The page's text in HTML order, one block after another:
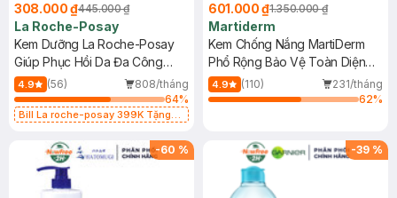
308.000 ₫445.000 ₫
La Roche-Posay
Kem Dưỡng La Roche-Posay
Giúp Phục Hồi Da Đa Công
Dụng 40ml
4.9 (56)
808/tháng
64%
Bill La roche-posay 399K Tặng
(SL có hạn)
601.000 ₫1.350.000 ₫
Martiderm
Kem Chống Nắng MartiDerm
Phổ Rộng Bảo Vệ Toàn Diện
40ml
4.9 (110)
231/tháng
62%
-60 % -39 %